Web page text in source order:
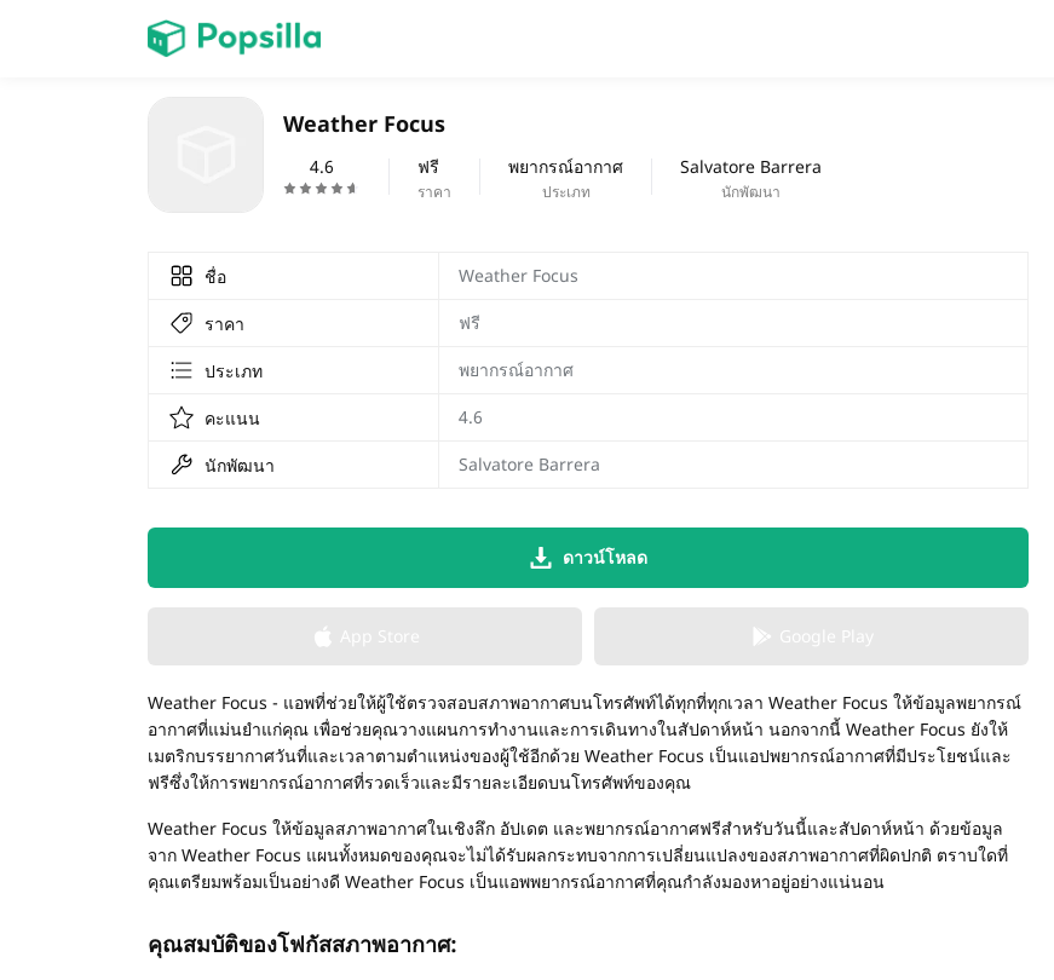
Weather Focus
4.6 ฟรี
ราคา
พยากรณ์อากาศ
ประเภท
Salvatore Barrera
นักพัฒนา
ชื่อ Weather Focus
ราคา ฟรี
ประเภท พยากรณ์อากาศ
คะแนน 4.6
นักพัฒนา Salvatore Barrera
ดาวน์โหลด
Weather Focus - แอพที่ช่วยให้ผู้ใช้ตรวจสอบสภาพอากาศบนโทรศัพท์ได้ทุกที่ทุกเวลา Weather Focus ให้ข้อมูลพยากรณ์
อากาศที่แม่นยำแก่คุณ เพื่อช่วยคุณวางแผนการทำงานและการเดินทางในสัปดาห์หน้า นอกจากนี้ Weather Focus ยังให้
เมตริกบรรยากาศวันที่และเวลาตามตำแหน่งของผู้ใช้อีกด้วย Weather Focus เป็นแอปพยากรณ์อากาศที่มีประโยชน์และ
ฟรีซึ่งให้การพยากรณ์อากาศที่รวดเร็วและมีรายละเอียดบนโทรศัพท์ของคุณ
Weather Focus ให้ข้อมูลสภาพอากาศในเชิงลึก อัปเดต และพยากรณ์อากาศฟรีสำหรับวันนี้และสัปดาห์หน้า ด้วยข้อมูล
จาก Weather Focus แผนทั้งหมดของคุณจะไม่ได้รับผลกระทบจากการเปลี่ยนแปลงของสภาพอากาศที่ผิดปกติ ตราบใดที่
คุณเตรียมพร้อมเป็นอย่างดี Weather Focus เป็นแอพพยากรณ์อากาศที่คุณกำลังมองหาอยู่อย่างแน่นอน
คุณสมบัติของโฟกัสสภาพอากาศ: